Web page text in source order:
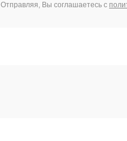
Отправляя, Вы соглашаетесь с